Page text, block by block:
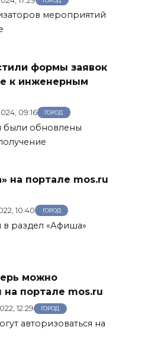
мероприятий
формы заявок
к инженерным
09:16 ГОРОД
были обновлены
на портале mos.ru
10:40 ГОРОД
в раздел «Афиша»
можно
на портале mos.ru
12:29 ГОРОД
авторизоваться на